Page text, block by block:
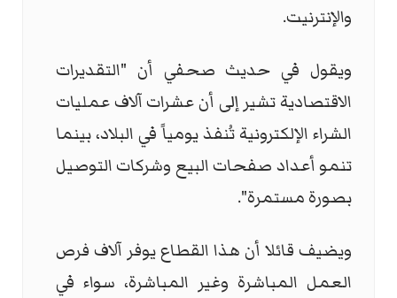
والإنترنيت.
ويقول في حديث صحفي أن "التقديرات
الاقتصادية تشير إلى أن عشرات آلاف عمليات
الشراء الإلكترونية تُنفذ يومياً في البلاد، بينما
تنمو أعداد صفحات البيع وشركات التوصيل
بصورة مستمرة".
ويضيف قائلا أن هذا القطاع يوفر آلاف فرص
العمل المباشرة وغير المباشرة، سواء في